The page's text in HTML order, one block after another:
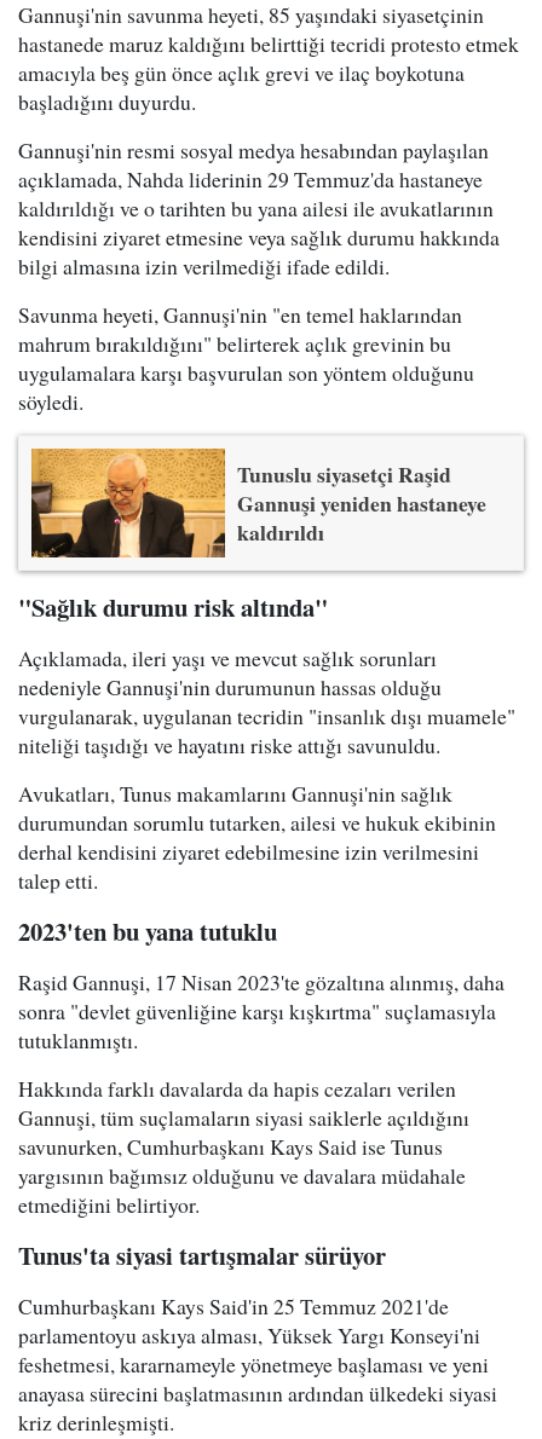
Gannuşi'nin savunma heyeti, 85 yaşındaki siyasetçinin
hastanede maruz kaldığını belirttiği tecridi protesto etmek
amacıyla beş gün önce açlık grevi ve ilaç boykotuna
başladığını duyurdu.
Gannuşi'nin resmi sosyal medya hesabından paylaşılan
açıklamada, Nahda liderinin 29 Temmuz'da hastaneye
kaldırıldığı ve o tarihten bu yana ailesi ile avukatlarının
kendisini ziyaret etmesine veya sağlık durumu hakkında
bilgi almasına izin verilmediği ifade edildi.
Savunma heyeti, Gannuşi'nin "en temel haklarından
mahrum bırakıldığını" belirterek açlık grevinin bu
uygulamalara karşı başvurulan son yöntem olduğunu
söyledi.
Tunuslu siyasetçi Raşid
Gannuşi yeniden hastaneye
kaldırıldı
"Sağlık durumu risk altında"
Açıklamada, ileri yaşı ve mevcut sağlık sorunları
nedeniyle Gannuşi'nin durumunun hassas olduğu
vurgulanarak, uygulanan tecridin "insanlık dışı muamele"
niteliği taşıdığı ve hayatını riske attığı savunuldu.
Avukatları, Tunus makamlarını Gannuşi'nin sağlık
durumundan sorumlu tutarken, ailesi ve hukuk ekibinin
derhal kendisini ziyaret edebilmesine izin verilmesini
talep etti.
2023'ten bu yana tutuklu
Raşid Gannuşi, 17 Nisan 2023'te gözaltına alınmış, daha
sonra "devlet güvenliğine karşı kışkırtma" suçlamasıyla
tutuklanmıştı.
Hakkında farklı davalarda da hapis cezaları verilen
Gannuşi, tüm suçlamaların siyasi saiklerle açıldığını
savunurken, Cumhurbaşkanı Kays Said ise Tunus
yargısının bağımsız olduğunu ve davalara müdahale
etmediğini belirtiyor.
Tunus'ta siyasi tartışmalar sürüyor
Cumhurbaşkanı Kays Said'in 25 Temmuz 2021'de
parlamentoyu askıya alması, Yüksek Yargı Konseyi'ni
feshetmesi, kararnameyle yönetmeye başlaması ve yeni
anayasa sürecini başlatmasının ardından ülkedeki siyasi
kriz derinleşmişti.